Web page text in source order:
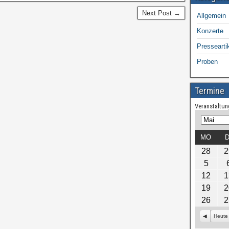
Next Post →
Allgemein
Konzerte
Proben
Termine
M
o
n
a
J
a
h
r
MO DI
28
5
12
19
26
Z
Heute